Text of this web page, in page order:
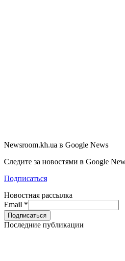
Newsroom.kh.ua в Google News
Следите за новостями в Google
Подписаться
Новостная рассылка
Email *
Последние публикации